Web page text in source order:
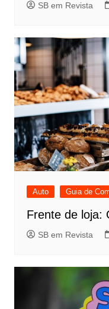
SB em Revista
Auto Guia de
Frente de loja:
SB em Revista